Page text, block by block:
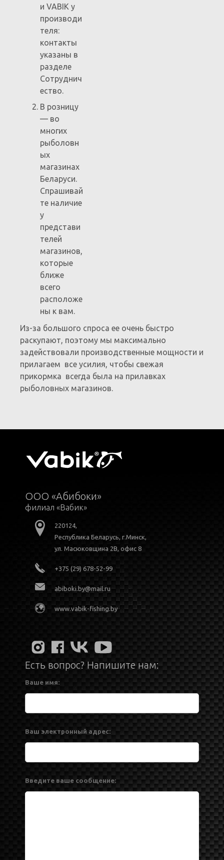
и VABIK у
производи
теля:
контакты
указаны в
разделе
Сотруднич
ество.
В розницу
— во
многих
рыболовн
ых
магазинах
Беларуси.
Спрашивай
те наличие
у
представи
телей
магазинов,
которые
ближе
всего
расположе
ны к вам.
Из-за большого спроса ее очень быстро
раскупают, поэтому мы максимально
задействовали производственные мощности и
прилагаем все усилия, чтобы свежая
прикормка всегда была на прилавках
рыболовных магазинов.
ООО «Абибоки»
филиал «Вабик»
220124,
Республика Беларусь, г.Минск,
ул. Масюковщина 2В, офис 8
+375 (29) 678-52-99
abiboki.by@mail.ru
www.vabik-fishing.by
Есть вопрос? Напишите нам:
Ваше имя:
Ваш электронный адрес:
Введите ваше сообщение: